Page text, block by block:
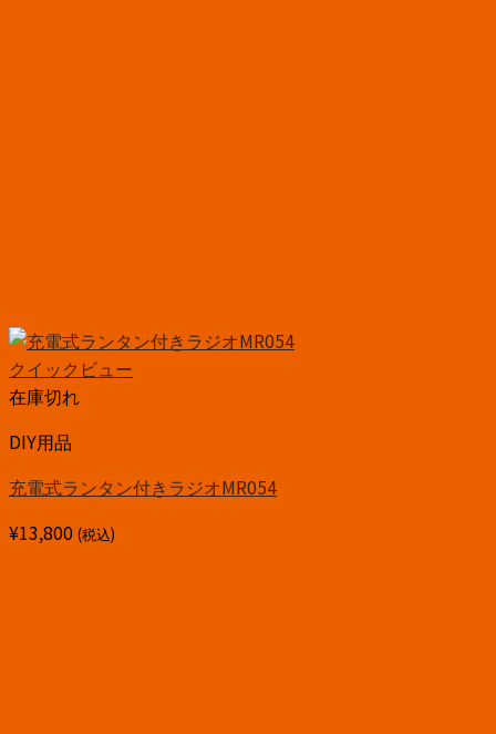
クイックビュー
在庫切れ
DIY用品
充電式ランタン付きラジオMR054
¥13,800 (税込)